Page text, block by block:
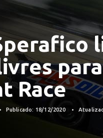
Race
Publicado: 18/12/2020